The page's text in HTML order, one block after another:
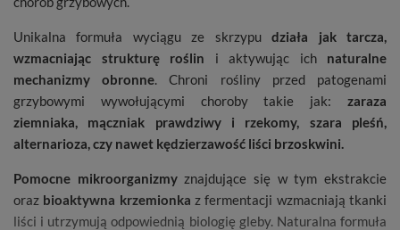
Unikalna formuła wyciągu ze skrzypudziała jak tarcza,
wzmacniając strukturę roślin i aktywując ich naturalne
mechanizmy obronne. Chroni rośliny przed patogenami
grzybowymi wywołującymi choroby takie jak: zaraza
ziemniaka, mączniak prawdziwy i rzekomy, szara pleśń,
alternarioza, czy nawet kędzierzawość liści brzoskwini.
Pomocne mikroorganizmyznajdujące się w tym ekstrakcie
oraz bioaktywna krzemionka z fermentacji wzmacniają tkanki
liści i utrzymują odpowiednią biologię gleby. Naturalna formuła